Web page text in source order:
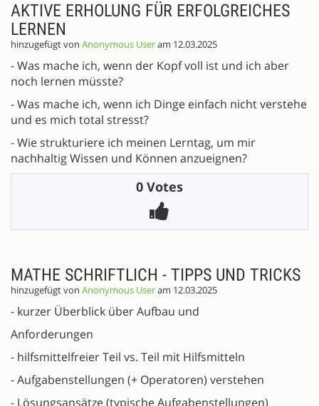
AKTIVE ERHOLUNG FÜR ERFOLGREICHES
LERNEN
hinzugefügt von Anonymous Useram 12.03.2025
- Was mache ich, wenn der Kopf voll ist und ich aber
noch lernen müsste?
- Was mache ich, wenn ich Dinge einfach nicht verstehe
und es mich total stresst?
- Wie strukturiere ich meinen Lerntag, um mir
nachhaltig Wissen und Können anzueignen?
0 Votes
MATHE SCHRIFTLICH - TIPPS UND TRICKS
hinzugefügt von Anonymous Useram 12.03.2025
- kurzer Überblick über Aufbau und
Anforderungen
- hilfsmittelfreier Teil vs. Teil mit Hilfsmitteln
- Aufgabenstellungen (+ Operatoren) verstehen
- Lösungsansätze (typische Aufgabenstellungen)